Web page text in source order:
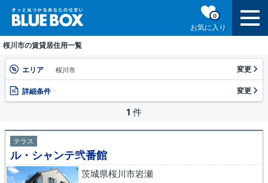
お気に入り
0
桜川市の賃貸居住用一覧
エリア 桜川市 変更
詳細条件 変更
1 件
テラス
ル・シャンテ弐番館
茨城県桜川市岩瀬